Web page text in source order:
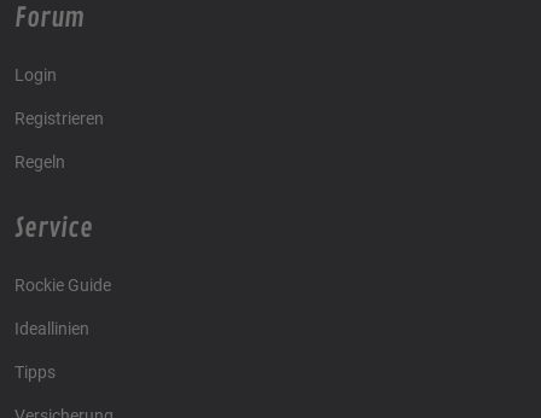
Forum
Login
Registrieren
Regeln
Service
Rockie Guide
Ideallinien
Tipps